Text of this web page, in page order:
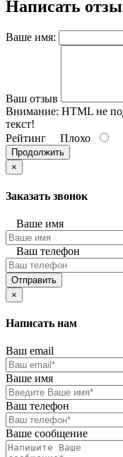
Написать
Ваше имя:
Ваш отзыв
Внимание: HTML не
текст!
Рейтинг Плохо
Продолжить
×
Заказать звонок
Ваше имя
Ваш телефон
Отправить
×
Написать нам
Ваш email
Ваше имя
Ваш телефон
Ваше сообщение